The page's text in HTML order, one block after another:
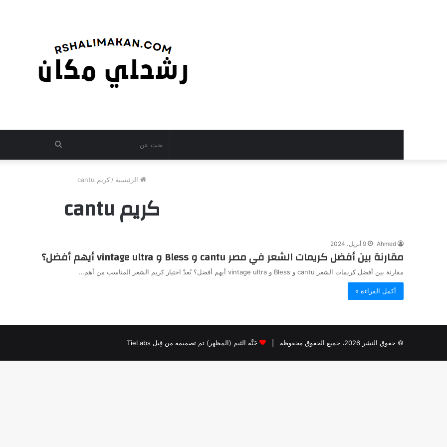
بحث
الرئيسية / كريم cantu
كريم cantu
Ahmed 9 أبريل، 2024
مقارنة بين أفضل كريمات الشعر في مصر cantu و Bless و vintage ultra أيهم أفضل؟
مقارنة بين أفضل كريمات الشعر cantu و Bless و vintage ultra أيهم أفضل؟ يُعدّ اختيار كريم الشعر المناسب من أهم…
أكمل القراءة »
© حقوق النشر 2026، جميع الحقوق محفوظة | جَنَّة الثيم (المظهر) تم تصميمه من قِبل TieLabs